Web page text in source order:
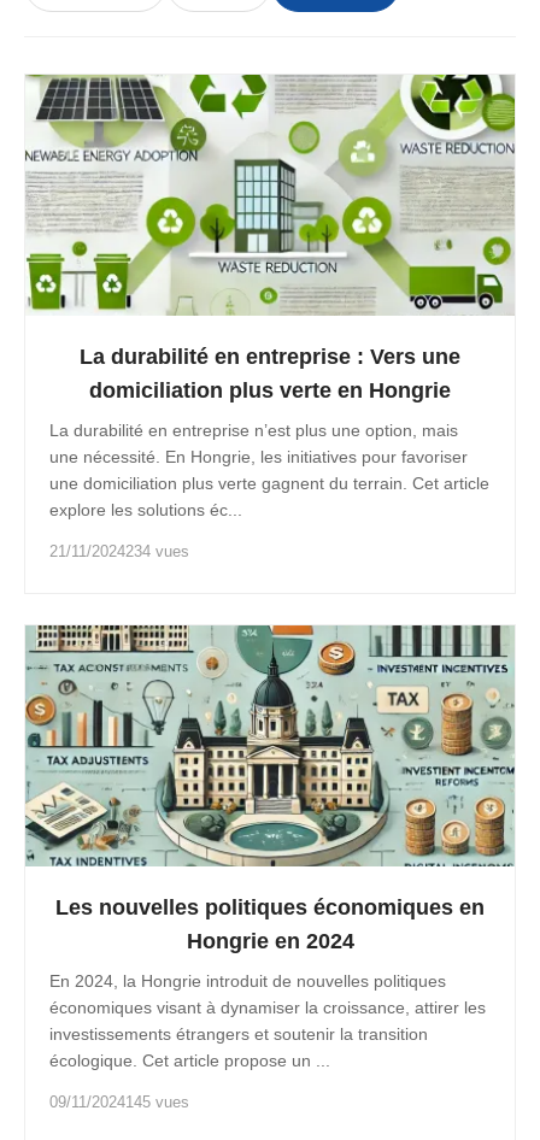
La durabilité en entreprise : Vers une
domiciliation plus verte en Hongrie
La durabilité en entreprise n’est plus une option, mais
une nécessité. En Hongrie, les initiatives pour favoriser
une domiciliation plus verte gagnent du terrain. Cet article
explore les solutions éc...
21/11/2024234 vues
Les nouvelles politiques économiques en
Hongrie en 2024
En 2024, la Hongrie introduit de nouvelles politiques
économiques visant à dynamiser la croissance, attirer les
investissements étrangers et soutenir la transition
écologique. Cet article propose un ...
09/11/2024145 vues